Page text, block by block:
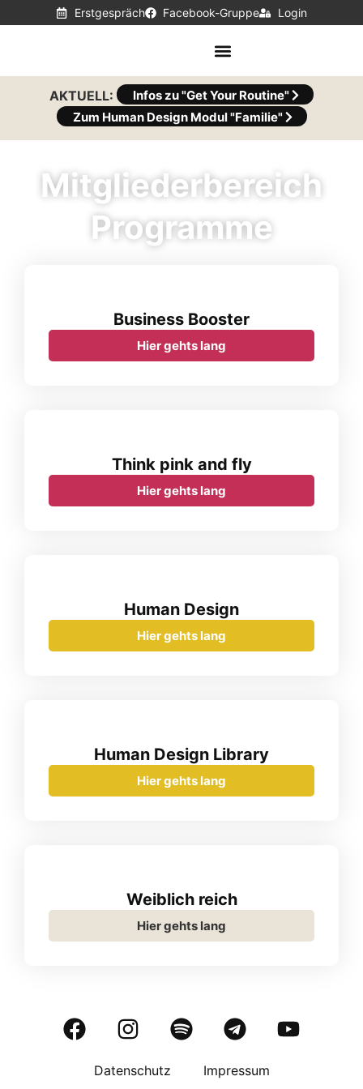
Erstgespräch Facebook-Gruppe Login
AKTUELL:
Infos zu "Get Your Routine"
Zum Human Design Modul "Familie"
Mitgliederbereich
Programme
Business Booster
Hier gehts lang
Think pink and fly
Hier gehts lang
Human Design
Hier gehts lang
Human Design Library
Hier gehts lang
Weiblich reich
Hier gehts lang
Datenschutz Impressum